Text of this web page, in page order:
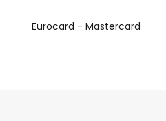
Eurocard - Mastercard